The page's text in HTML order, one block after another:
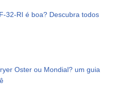
32-RI é boa? Descubra todos
Oster ou Mondial? um guia